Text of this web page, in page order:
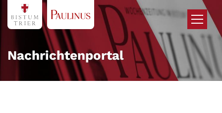
Zum Inhalt springen
Nachrichtenportal